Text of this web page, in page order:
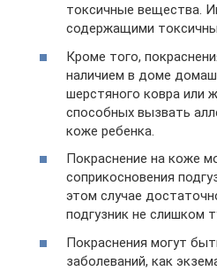
токсичные вещества.
содержащими
Кроме того,
наличием в доме
шерстяного ковра или
способных вызвать
коже ребенка.
Покраснение на коже
соприкосновения
этом случае
подгузник не слишком
Покраснения могут
заболеваний, как